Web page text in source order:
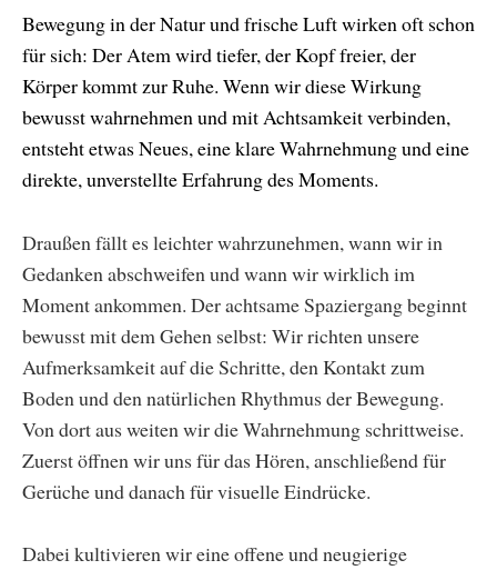
Bewegung in der Natur und frische Luft wirken oft schon
für sich: Der Atem wird tiefer, der Kopf freier, der
Körper kommt zur Ruhe. Wenn wir diese Wirkung
bewusst wahrnehmen und mit Achtsamkeit verbinden,
entsteht etwas Neues, eine klare Wahrnehmung und eine
direkte, unverstellte Erfahrung des Moments.
Draußen fällt es leichter wahrzunehmen, wann wir in
Gedanken abschweifen und wann wir wirklich im
Moment ankommen. Der achtsame Spaziergang beginnt
bewusst mit dem Gehen selbst: Wir richten unsere
Aufmerksamkeit auf die Schritte, den Kontakt zum
Boden und den natürlichen Rhythmus der Bewegung.
Von dort aus weiten wir die Wahrnehmung schrittweise.
Zuerst öffnen wir uns für das Hören, anschließend für
Gerüche und danach für visuelle Eindrücke.
Dabei kultivieren wir eine offene und neugierige